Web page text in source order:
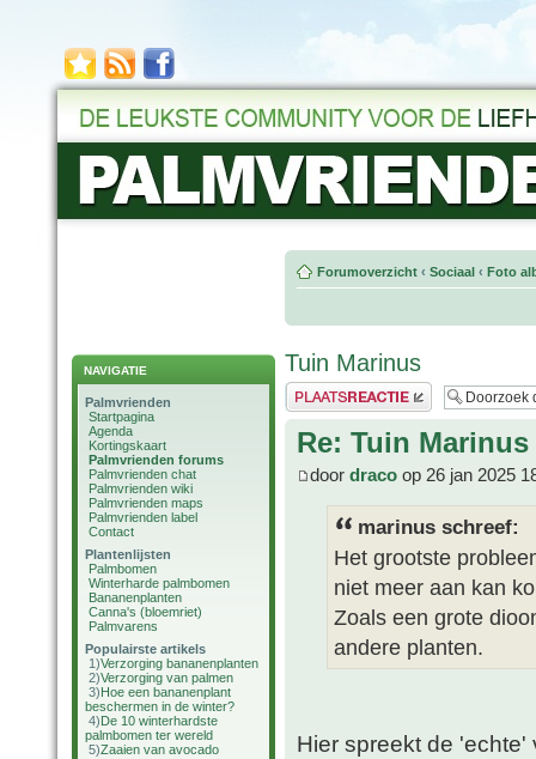
NAVIGATIE
Palmvrienden
Startpagina
Agenda
Kortingskaart
Palmvrienden forums
Palmvrienden chat
Palmvrienden wiki
Palmvrienden maps
Palmvrienden label
Contact
Plantenlijsten
Palmbomen
Winterharde palmbomen
Bananenplanten
Canna's (bloemriet)
Palmvarens
Populairste artikels
1)Verzorging bananenplanten
2)Verzorging van palmen
3)Hoe een bananenplant
beschermen in de winter?
4)De 10 winterhardste
palmbomen ter wereld
5)Zaaien van avocado
Forumoverzicht ‹ Sociaal ‹ Foto
Tuin Marinus
Plaats een reactie
Re: Tuin Marinus
door draco op 26 jan 2025
marinus schreef:
Het grootste
niet meer aan kan
Zoals een grote
andere planten.
Hier spreekt de 'echte'